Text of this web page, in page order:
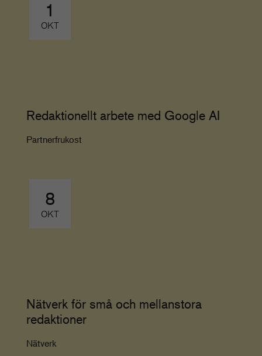
1
OKT
Redaktionellt arbete med Google AI
Partnerfrukost
8
OKT
Nätverk för små och mellanstora
redaktioner
Nätverk